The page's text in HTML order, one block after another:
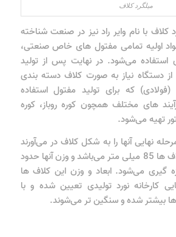
میلگرد کلاف
کلاف با نام وایر راد نیز در صنعت شناخته
اولیه تمامی مفتول های خاص صنعتی،
استفاده می‌شود. در نهایت پس از تولید
از دستگاه نیاز به صورت کلاف دسته بندی
که برای تولید مفتول استفاده
های مختلف همچون کوره روباز، کوره
تهیه می‌شود.
نهایی آنها را به شکل کلاف در می‌آورند
که قطر داخلی این کلاف ها 85 میلی متر می‌باشد و وزن آنها حدود
اندازه گیری می‌شود. ابعاد و وزن این کلاف ها
کارخانه نورد تولیدی تعیین شده و با
بیشتر شده و سنگین تر می‌شوند.